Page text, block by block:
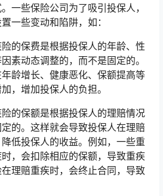
一些保险公司为了吸引投保人，
一些变动和陷阱，如：
的保费是根据投保人的年龄、性
素动态调整的，而不是固定的。
龄增长、健康恶化、保额提高等
，增加投保人的负担。
的保额是根据投保人的理赔情况
的。这样就会导致投保人在理赔
低投保人的收益。例如，一些重
，会扣除相应的保额，导致重疾
理赔重疾时，会终止合同，导致